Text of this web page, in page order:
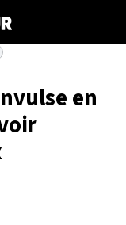
en